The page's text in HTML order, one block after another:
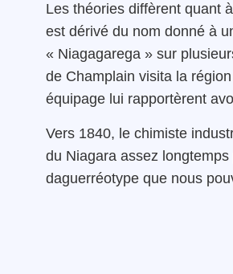
Les théories diffèrent quant
est dérivé du nom donné à
« Niagagarega » sur
de Champlain visita la
équipage lui rapportèrent
Vers 1840, le chimiste
du Niagara assez
daguerréotype que nous